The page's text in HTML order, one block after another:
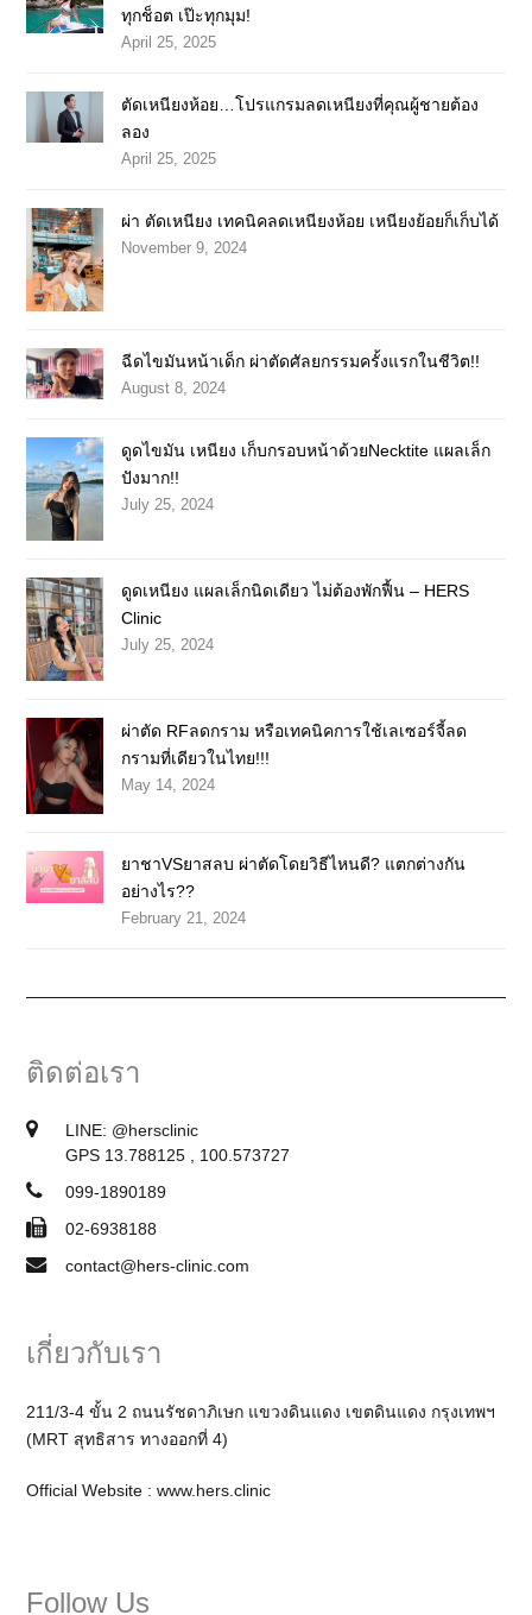
ทุกช็อต เป๊ะทุกมุม!
April 25, 2025
ตัดเหนียงห้อย…โปรแกรมลดเหนียงที่คุณผู้ชายต้อง
ลอง
April 25, 2025
ผ่า ตัดเหนียง เทคนิคลดเหนียงห้อย เหนียงย้อยก็เก็บได้
November 9, 2024
ฉีดไขมันหน้าเด็ก ผ่าตัดศัลยกรรมครั้งแรกในชีวิต!!
August 8, 2024
ดูดไขมัน เหนียง เก็บกรอบหน้าด้วยNecktite แผลเล็ก
ปังมาก!!
July 25, 2024
ดูดเหนียง แผลเล็กนิดเดียว ไม่ต้องพักฟื้น – HERS
Clinic
July 25, 2024
ผ่าตัด RFลดกราม หรือเทคนิคการใช้เลเซอร์จี้ลด
กรามที่เดียวในไทย!!!
May 14, 2024
ยาชาVSยาสลบ ผ่าตัดโดยวิธีไหนดี? แตกต่างกัน
อย่างไร??
February 21, 2024
ติดต่อเรา
LINE: @hersclinic
GPS 13.788125 , 100.573727
099-1890189
02-6938188
contact@hers-clinic.com
เกี่ยวกับเรา
211/3-4 ขั้น 2 ถนนรัชดาภิเษก แขวงดินแดง เขตดินแดง กรุงเทพฯ
(MRT สุทธิสาร ทางออกที่ 4)
Official Website :www.hers.clinic
Follow Us